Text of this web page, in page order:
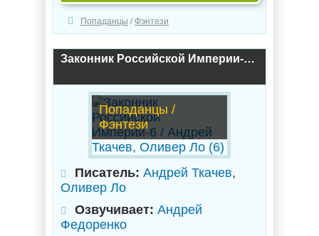
Попаданцы / Фэнтези
Законник Российской Империи-6 / Андрей Ткачев, Оливер Ло (6)
Попаданцы /
Фэнтези
Писатель: Андрей Ткачев,
Оливер Ло
Озвучивает: Андрей
Федоренко